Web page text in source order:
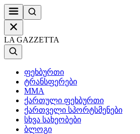
LA GAZZETTA
ფეხბურთი
ტრანსფერები
MMA
ქართული ფეხბურთი
ქართველი სპორტსმენები
სხვა სახეობები
ბლოგი